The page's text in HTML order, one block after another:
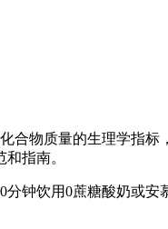
物质量的生理学指标
指南。
钟饮用0蔗糖酸奶或安